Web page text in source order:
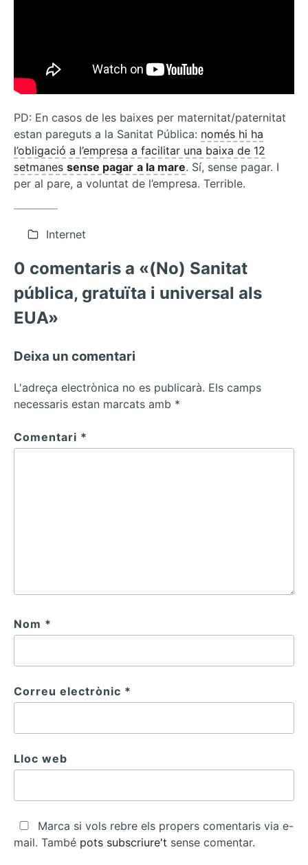
PD: En casos de les baixes per maternitat/paternitat
estan pareguts a la Sanitat Pública: només hi ha
l’obligació a l’empresa a facilitar una baixa de 12
setmanes sense pagar a la mare. Sí, sense pagar. I
per al pare, a voluntat de l’empresa. Terrible.
Internet
0 comentaris a «(No) Sanitat
pública, gratuïta i universal als
EUA»
Deixa un comentari
L'adreça electrònica no es publicarà. Els camps
necessaris estan marcats amb *
Comentari *
Nom *
Correu electrònic *
Lloc web
Marca si vols rebre els propers comentaris via e-
mail. També pots subscriure't sense comentar.